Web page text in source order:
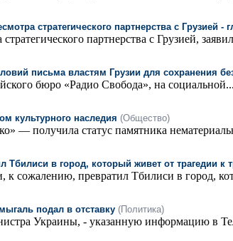
стратегического партнерства с Грузией -
партнерства с Грузией,
письма властям Грузии для сохранения
бюро «Радио Свобода», на социальной...
культурного наследия (Общество)
— получила статус памятника
Тбилиси в город, который живет от трагедии к
сожалению, превратил Тбилиси в город,
подал в отставку (Политика)
Украины, - указанную информацию в